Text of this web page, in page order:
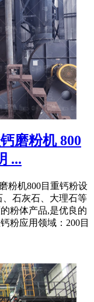
磨粉机 800
...
粉机800目重钙粉设
石灰石、大理石等
粉体产品,是优良的
粉应用领域：200目